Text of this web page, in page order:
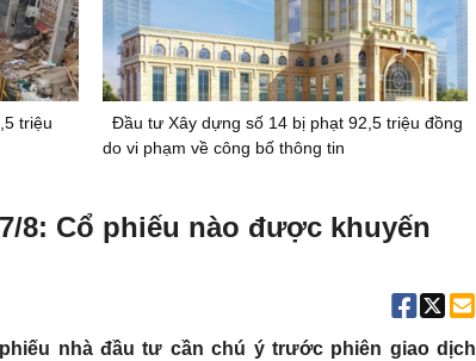
triệu
Đầu tư Xây dựng số 14 bị phạt 92,5 triệu đồng
do vi phạm về công bố thông tin
8: Cổ phiếu nào được khuyến
nhà đầu tư cần chú ý trước phiên giao dịch